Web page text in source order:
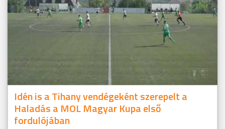
Idén is a Tihany vendégeként szerepelt a
Haladás a MOL Magyar Kupa első
fordulójában